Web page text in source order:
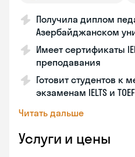
Получила диплом
Азербайджанском
Имеет сертификаты
преподавания
Готовит студентов к
экзаменам IELTS и
Читать дальше
Услуги и цены